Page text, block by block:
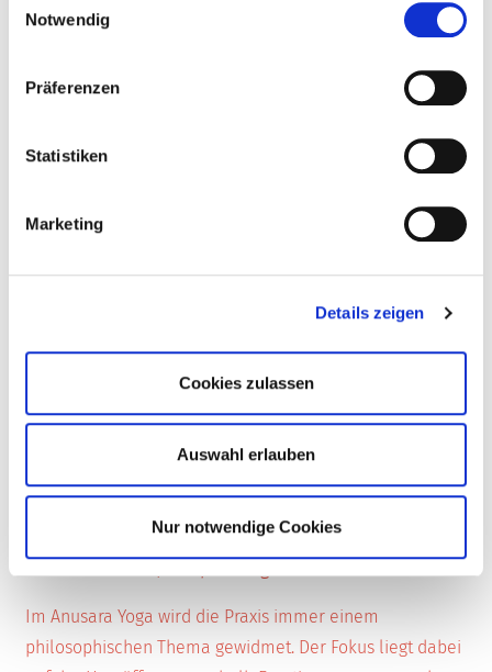
Notwendig
Präferenzen
Statistiken
Marketing
Details zeigen
Cookies zulassen
Auswahl erlauben
Nur notwendige Cookies
Herzensangelegenheiten liegt die Kraft.
Im Anusara Yoga wird die Praxis immer einem
philosophischen Thema gewidmet. Der Fokus liegt dabei